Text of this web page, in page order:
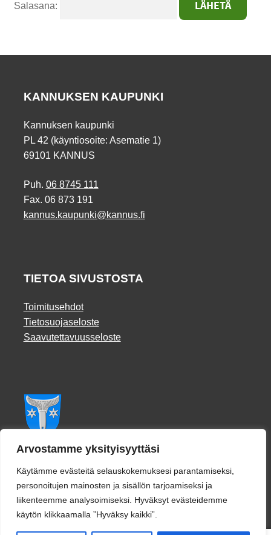
Arvostamme yksityisyyttäsi
Käytämme evästeitä selauskokemuksesi parantamiseksi,
personoitujen mainosten ja sisällön tarjoamiseksi ja
liikenteemme analysoimiseksi. Hyväksyt evästeidemme
käytön klikkaamalla ”Hyväksy kaikki”.
Salasana:
KANNUKSEN KAUPUNKI
Kannuksen kaupunki
PL 42 (käyntiosoite: Asematie 1)
69101 KANNUS
Puh. 06 8745 111
Fax. 06 873 191
kannus.kaupunki@kannus.fi
TIETOA SIVUSTOSTA
Toimitusehdot
Tietosuojaseloste
Saavutettavuusseloste
Facebook